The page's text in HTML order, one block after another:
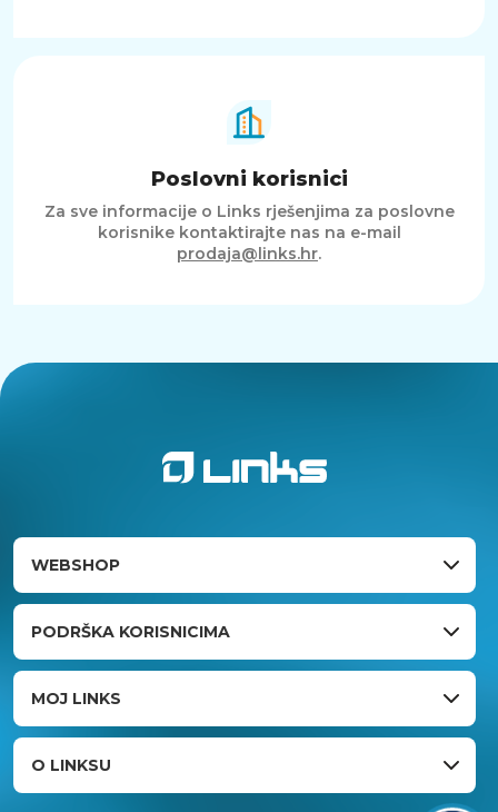
Poslovni korisnici
Za sve informacije o Links rješenjima za poslovne
korisnike kontaktirajte nas na e-mail
prodaja@links.hr.
WEBSHOP
PODRŠKA KORISNICIMA
MOJ LINKS
O LINKSU